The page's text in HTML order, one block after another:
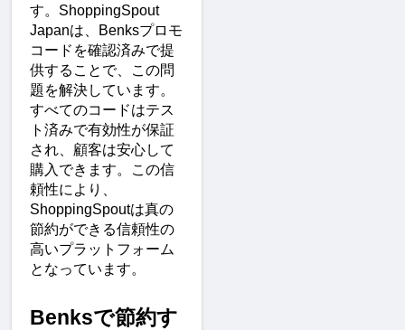
す。ShoppingSpout
Japanは、Benksプロモ
コードを確認済みで提
供することで、この問
題を解決しています。
すべてのコードはテス
ト済みで有効性が保証
され、顧客は安心して
購入できます。この信
頼性により、
ShoppingSpoutは真の
節約ができる信頼性の
高いプラットフォーム
となっています。
Benksで節約す